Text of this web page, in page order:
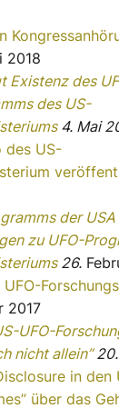
2018
Existenz des
des US-
4. Mai
des US-
der
zu UFO-
26.
2017
UFO-
nicht allein”20.
in den
über das